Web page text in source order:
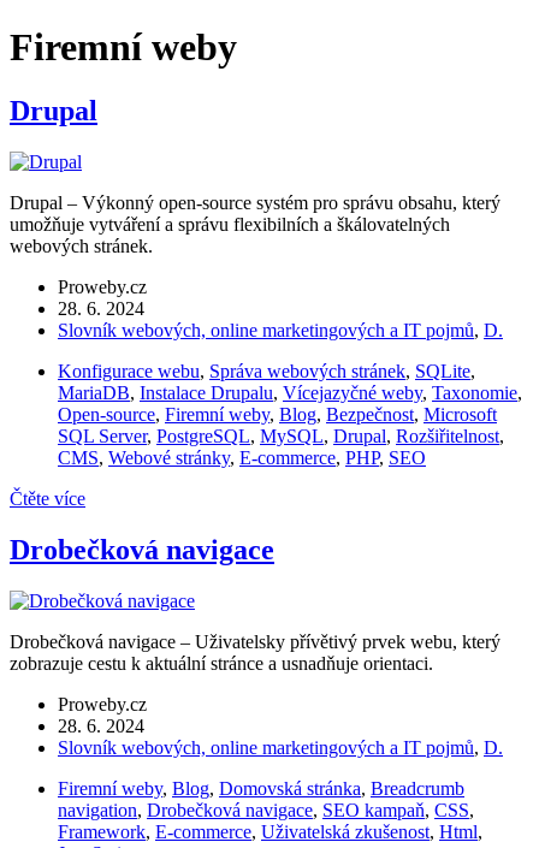
Firemní weby
Drupal
Drupal – Výkonný open-source systém pro správu obsahu, který
umožňuje vytváření a správu flexibilních a škálovatelných
webových stránek.
Proweby.cz
28. 6. 2024
Slovník webových, online marketingových a IT pojmů, D.
Konfigurace webu, Správa webových stránek, SQLite,
MariaDB, Instalace Drupalu, Vícejazyčné weby, Taxonomie,
Open-source, Firemní weby, Blog, Bezpečnost, Microsoft
SQL Server, PostgreSQL, MySQL, Drupal, Rozšiřitelnost,
CMS, Webové stránky, E-commerce, PHP, SEO
Čtěte více
Drobečková navigace
Drobečková navigace – Uživatelsky přívětivý prvek webu, který
zobrazuje cestu k aktuální stránce a usnadňuje orientaci.
Proweby.cz
28. 6. 2024
Slovník webových, online marketingových a IT pojmů, D.
Firemní weby, Blog, Domovská stránka, Breadcrumb
navigation, Drobečková navigace, SEO kampaň, CSS,
Framework, E-commerce, Uživatelská zkušenost, Html,